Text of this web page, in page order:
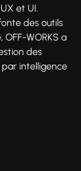
et UI.
des outils
WORKS a
des
intelligence